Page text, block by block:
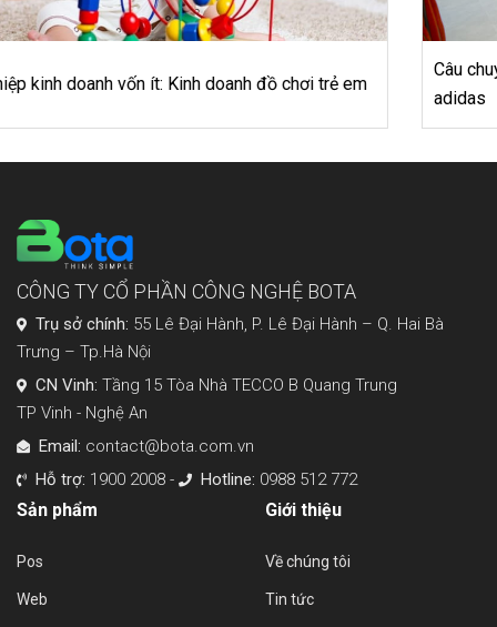
Câu chuyện về thương hiệu thời trang thể thao nổi tiếng –
CÔNG TY CỔ PHẦN CÔNG NGHỆ BOTA
Trụ sở chính: 55 Lê Đại Hành, P. Lê Đại Hành – Q. Hai Bà
Trưng – Tp.Hà Nội
CN Vinh: Tầng 15 Tòa Nhà TECCO B Quang Trung
TP Vinh - Nghệ An
Email: contact@bota.com.vn
Hỗ trợ: 1900 2008 - Hotline: 0988 512 772
Sản phẩm
Pos
Web
Giới thiệu
Về chúng tôi
Tin tức